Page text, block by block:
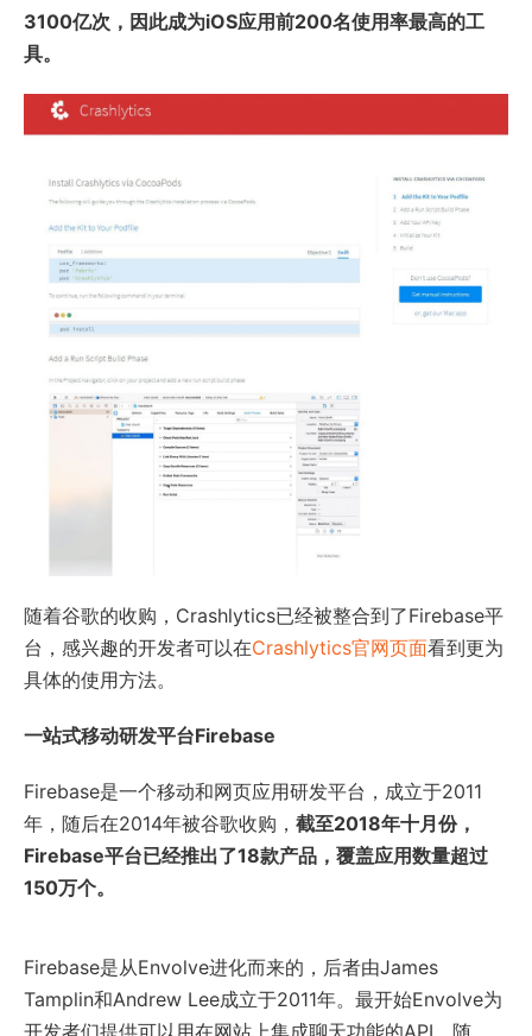
3100亿次，因此成为iOS应用前200名使用率最高的工
具。
随着谷歌的收购，Crashlytics已经被整合到了Firebase平
台，感兴趣的开发者可以在Crashlytics官网页面看到更为
具体的使用方法。
一站式移动研发平台Firebase
Firebase是一个移动和网页应用研发平台，成立于2011
年，随后在2014年被谷歌收购， 截至2018年十月份，
Firebase平台已经推出了18款产品，覆盖应用数量超过
150万个。
Firebase是从Envolve进化而来的，后者由James
Tamplin和Andrew Lee成立于2011年。最开始Envolve为